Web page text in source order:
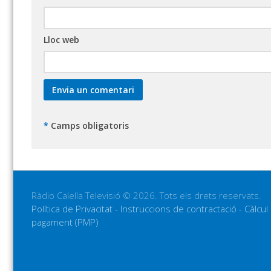
Lloc web
* Camps obligatoris
Ràdio Calella Televisió © 2026. Tots els drets reservats.
Política de Privacitat - Instruccions de contractació -
pagament (PMP)